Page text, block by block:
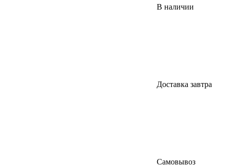
В наличии
Доставка завтра
Самовывоз